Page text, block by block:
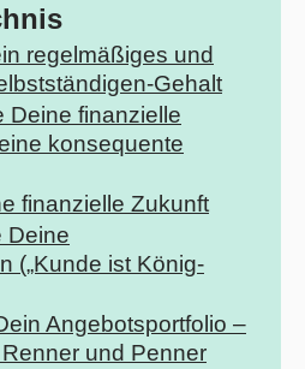
regelmäßiges und
Gehalt
Deine finanzielle
konsequente
finanzielle Zukunft
Deine
(„Kunde ist König-
Angebotsportfolio –
und Penner